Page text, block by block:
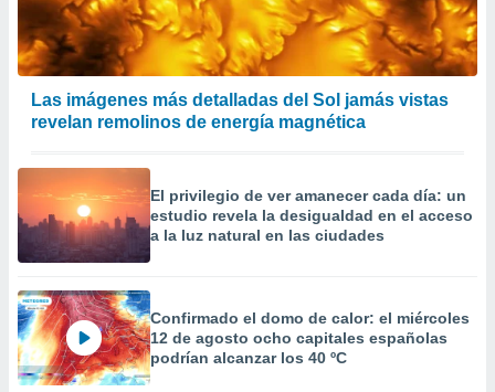
Las imágenes más detalladas del Sol jamás vistas
revelan remolinos de energía magnética
El privilegio de ver amanecer cada día: un
estudio revela la desigualdad en el acceso
a la luz natural en las ciudades
Confirmado el domo de calor: el miércoles
12 de agosto ocho capitales españolas
podrían alcanzar los 40 ºC